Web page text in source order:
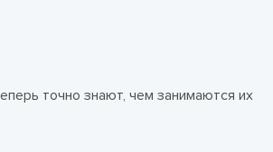
точно знают, чем занимаются их